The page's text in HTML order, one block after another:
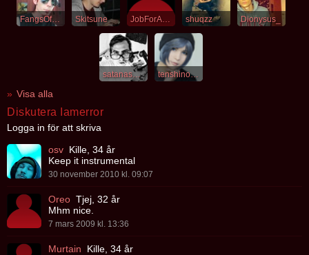
FangsOfDevouration Skitsune JobForAJackiBooi shuqzz Dionysus_
satanasweareone tenshinotamago
Visa alla
Diskutera Iamerror
Logga in för att skriva
osv Kille, 34 år
Keep it instrumental
30 november 2010 kl. 09:07
Oreo Tjej, 32 år
Mhm nice.
7 mars 2009 kl. 13:36
Murtain
Kille, 34 år